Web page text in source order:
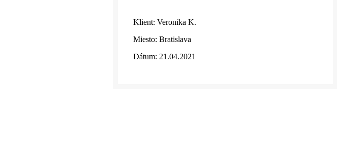
Klient: Veronika K.
Miesto: Bratislava
Dátum: 21.04.2021